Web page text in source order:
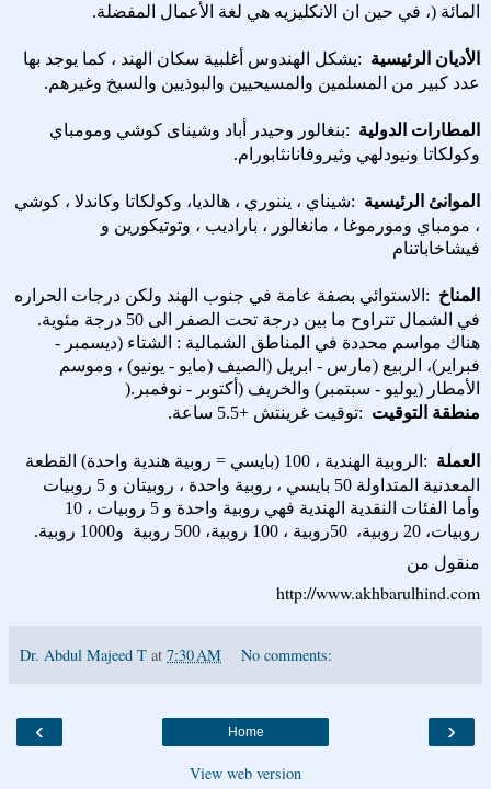
المائة )، في حين ان الانكليزيه هي لغة الأعمال المفضلة.
الأديان الرئيسية :يشكل الهندوس أغلبية سكان الهند ، كما يوجد بها
عدد كبير من المسلمين والمسيحيين والبوذيين والسيخ وغيرهم.
المطارات الدولية :بنغالور وحيدر أباد وشيناى كوشي ومومباي
وكولكاتا ونيودلهي وثيروفانانثابورام.
الموانئ الرئيسية :شيناي ، يننوري ، هالديا، وكولكاتا وكاندلا ، كوشي
، مومباي ومورموغا ، مانغالور ، باراديب ، وتوتيكورين و
فيشاخاباتنام
المناخ : الاستوائي بصفة عامة في جنوب الهند ولكن درجات الحراره
في الشمال تتراوح ما بين درجة تحت الصفر الى 50 درجة مئوية.
هناك مواسم محددة في المناطق الشمالية : الشتاء (ديسمبر -
فبراير)، الربيع (مارس - ابريل ) الصيف (مايو - يونيو) ، وموسم
الأمطار (يوليو - سبتمبر) والخريف (أكتوبر - نوفمبر ).
منطقة التوقيت :توقيت غرينتش +5.5 ساعة .
العملة :
الروبية الهندية ، 100 (بايسي = روبية هندية واحدة) القطعة
المعدنية المتداولة 50 بايسي ، روبية واحدة ، روبيتان و 5 روبيات
وأما الفئات النقدية الهندية فهي روبية واحدة و 5 روبيات ، 10
روبيات، 20 روبية،
50روبية ، 100 روبية، 500 روبية و1000 روبية
.
منقول من
http://www.akhbarulhind.com
Dr. Abdul Majeed T at 7:30 AM No comments:
‹ ›
Home
View web version